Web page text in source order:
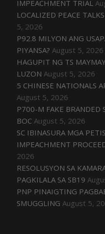
IMPEACHMENT TRIAL
LOCALIZED PEACE
5, 2026
P92.8 MILYON ANG
PIYANSA? August 5, 2026
HAGUPIT NG TS
LUZON August 5, 2026
5 CHINESE NATIONALS
August 5, 2026
P700-M FAKE BRANDED
BOC August 5, 2026
SC IBINASURA MGA
IMPEACHMENT
2026
RESOLUSYON SA
PAGKILALA SA SB19
PNP PINAIGTING
SMUGGLING August 5,